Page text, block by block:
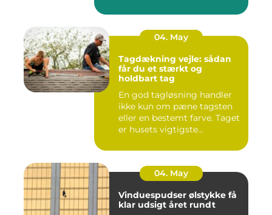
04. May
Tagdækning vejle: sådan
får du et stærkt og
holdbart tag
En god tagløsning handler
ikke kun om pæne tagsten
eller en bestemt farve. Taget
er husets vigtigste...
04. May
Vinduespudser ølstykke få
klar udsigt året rundt